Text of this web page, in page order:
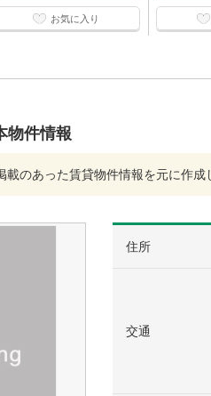
お気に入り
物件情報
のあった賃貸物件情報を元に作成
住所
交通